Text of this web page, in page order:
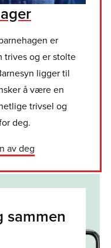
er
trives og er stolte
ligger til
å være en
trivsel og
deg.
av deg